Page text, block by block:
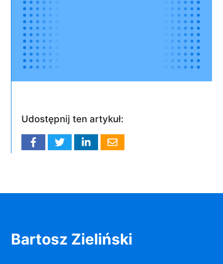
Udostępnij ten artykuł:
Bartosz Zieliński